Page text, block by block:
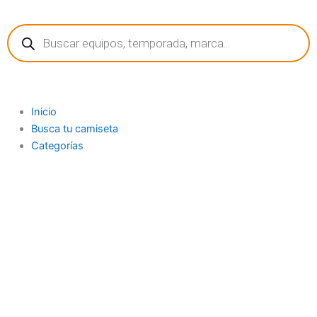
contenido
Búsqueda
de
productos
Inicio
Busca tu camiseta
Categorías